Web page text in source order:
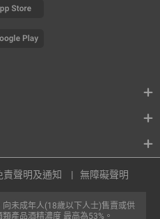
未成年人(18歲以下人士)售賣或供
產品酒精濃度 最高為53%。
責聲明及通知 無障礙聲明